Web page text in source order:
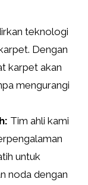
teknologi
Dengan
karpet akan
mengurangi
Tim ahli kami
untuk
noda dengan